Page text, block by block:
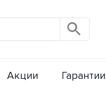
Акции Гарантии